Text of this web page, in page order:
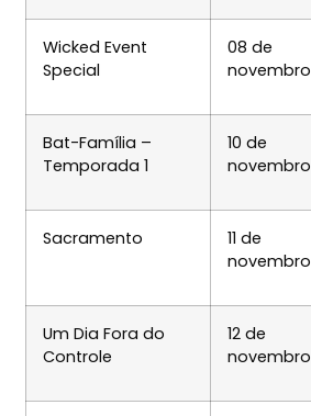
Wicked Event
Special
08 de
novembro
Bat-Família –
Temporada 1
10 de
novembro
Sacramento
11 de
novembro
Um Dia Fora do
Controle
12 de
novembro